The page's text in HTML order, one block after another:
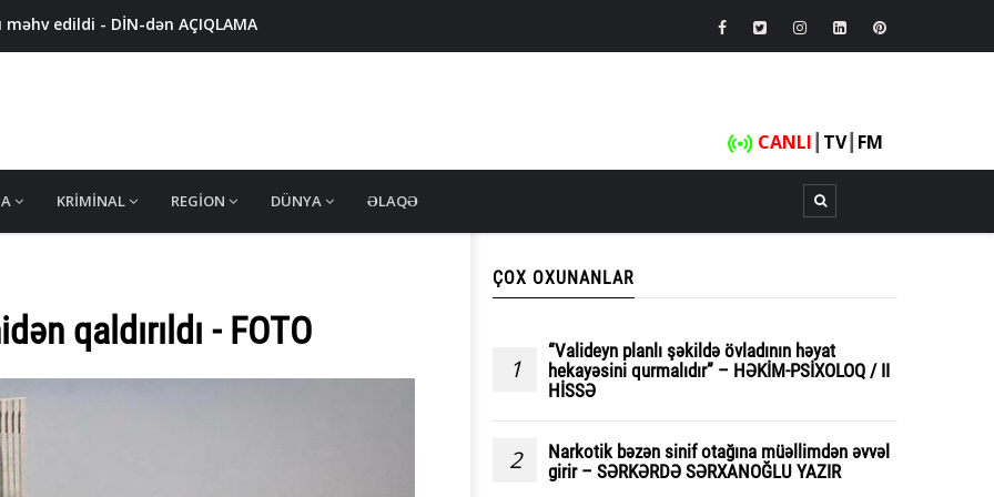
edildi - DİN-dən AÇIQLAMA
BAŞLAYIB... - Moskvanın rıçaqları necə sıradan çıxarıldı?
HƏB AŞKARLANDI - Rəsmi açıqlama
CANLI TV┃ FM
KRIMINAL REGION DÜNYA ƏLAQƏ
qaldırıldı - FOTO
ÇOX OXUNANLAR
1
“Valideyn planlı şəkildə övladının həyat
hekayəsini qurmalıdır” – HƏKİM-PSİXOLOQ / II
HİSSƏ
2
Narkotik bəzən sinif otağına müəllimdən əvvəl
girir – SƏRKƏRDƏ SƏRXANOĞLU YAZIR